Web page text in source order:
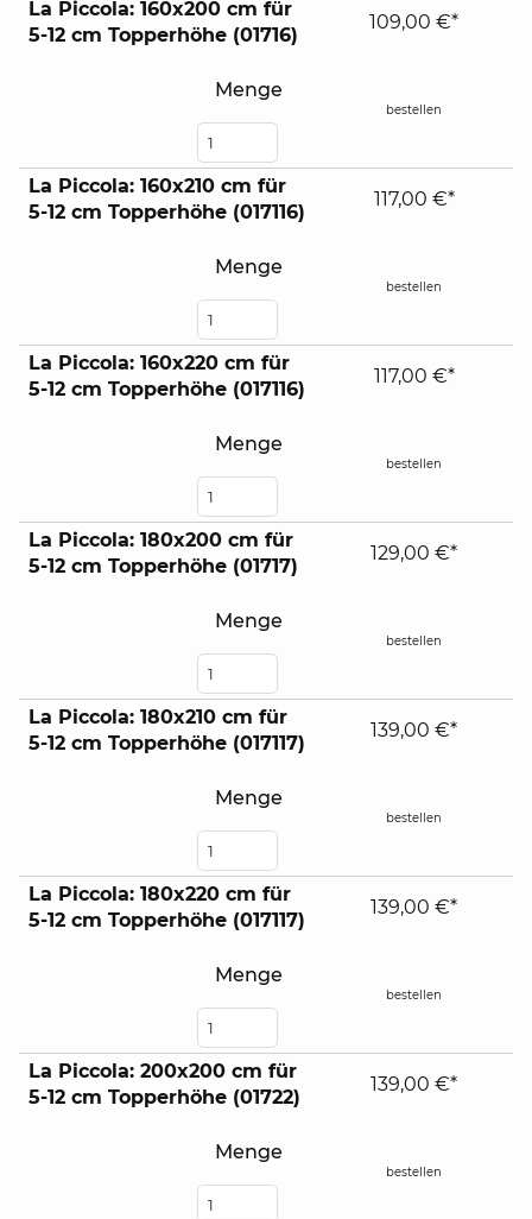
La Piccola: 160x200 cm für
5-12 cm Topperhöhe (01716)
Menge
109,00 €*
bestellen
La Piccola: 160x210 cm für
5-12 cm Topperhöhe (017116)
Menge
117,00 €*
bestellen
La Piccola: 160x220 cm für
5-12 cm Topperhöhe (017116)
Menge
117,00 €*
bestellen
La Piccola: 180x200 cm für
5-12 cm Topperhöhe (01717)
Menge
129,00 €*
bestellen
La Piccola: 180x210 cm für
5-12 cm Topperhöhe (017117)
Menge
139,00 €*
bestellen
La Piccola: 180x220 cm für
5-12 cm Topperhöhe (017117)
Menge
139,00 €*
bestellen
La Piccola: 200x200 cm für
5-12 cm Topperhöhe (01722)
Menge
139,00 €*
bestellen